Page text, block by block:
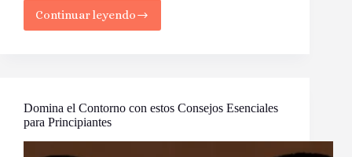
Continuar leyendo
Consejos
de
de
Rostro
Domina el Contorno con estos Consejos Esenciales
para Principiantes